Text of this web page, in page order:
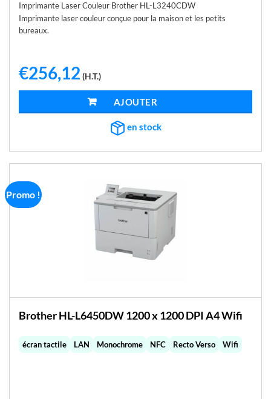
Imprimante Laser Couleur Brother HL-L3240CDW
Imprimante laser couleur conçue pour la maison et les petits
bureaux.
€256,12 (H.T.)
AJOUTER AU PANIER
en stock
Promo !
Brother HL-L6450DW 1200 x 1200 DPI A4 Wifi
écran tactile LAN Monochrome NFC Recto Verso Wifi